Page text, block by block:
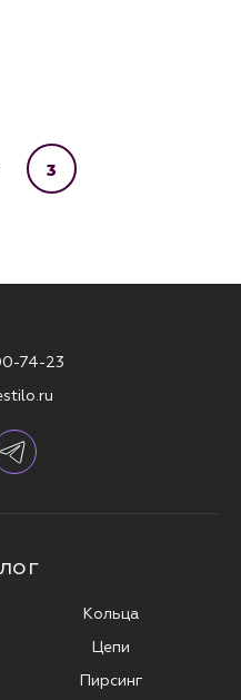
3
74-23
Кольца
Цепи
Пирсинг